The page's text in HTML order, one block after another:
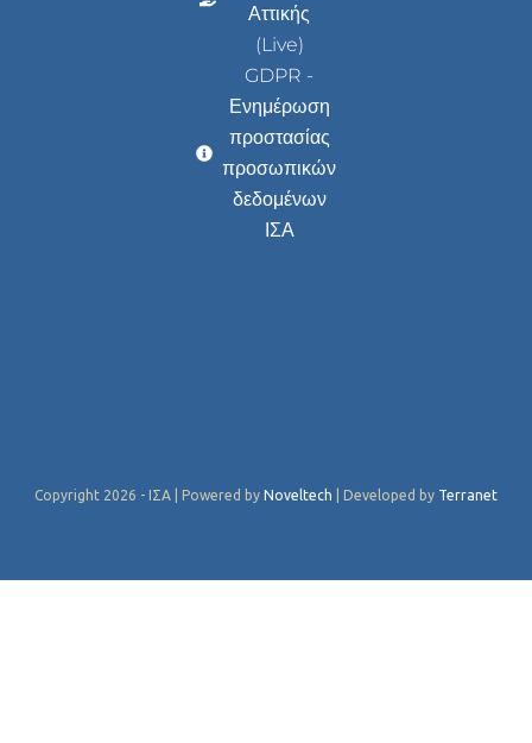
Αττικής
(Live)
GDPR -
Ενημέρωση
προστασίας
προσωπικών
δεδομένων
ΙΣΑ
Copyright 2026 - ΙΣΑ | Powered by Noveltech | Developed by Terranet